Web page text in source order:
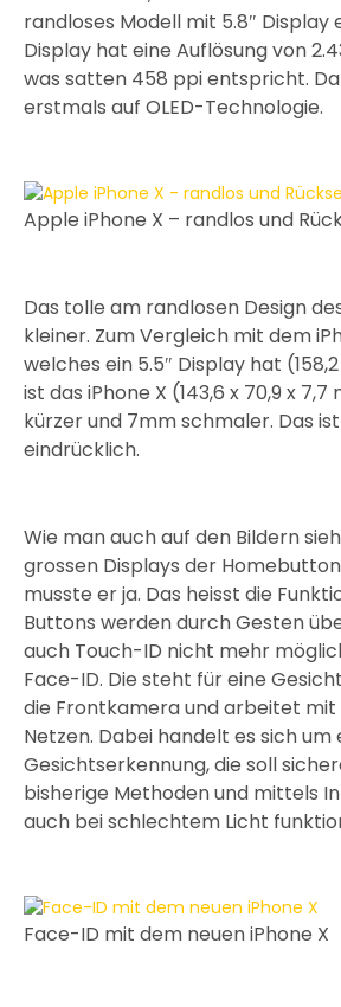
randloses Modell mit 5.8″ Display
Display hat eine Auflösung von
was satten 458 ppi entspricht.
erstmals auf OLED-Technologie.
Apple iPhone X – randlos und
Das tolle am randlosen Design
kleiner. Zum Vergleich mit dem
welches ein 5.5″ Display hat
ist das iPhone X (143,6 x 70,9 x
kürzer und 7mm schmaler. Das
eindrücklich.
Wie man auch auf den Bildern
grossen Displays der
musste er ja. Das heisst die
Buttons werden durch Gesten
auch Touch-ID nicht mehr
Face-ID. Die steht für eine
die Frontkamera und arbeitet
Netzen. Dabei handelt es sich um
Gesichtserkennung, die soll
bisherige Methoden und mittels
auch bei schlechtem Licht
Face-ID mit dem neuen iPhone X